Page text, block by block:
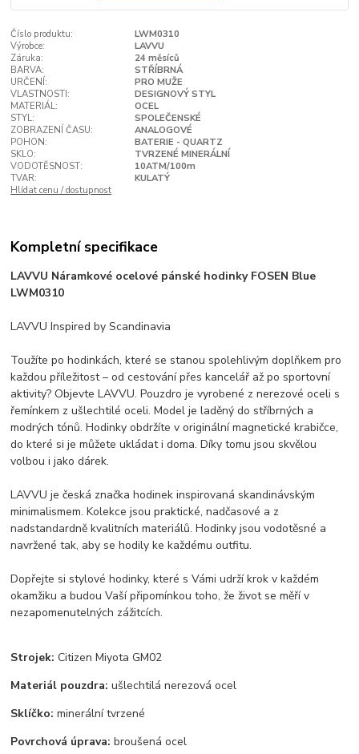
Číslo produktu:
LWM0310
Výrobce:
LAVVU
Záruka:
24 měsíců
BARVA:
STŘÍBRNÁ
URČENÍ:
PRO MUŽE
VLASTNOSTI:
DESIGNOVÝ STYL
MATERIÁL:
OCEL
STYL:
SPOLEČENSKÉ
ZOBRAZENÍ ČASU:
ANALOGOVÉ
POHON:
BATERIE - QUARTZ
SKLO:
TVRZENÉ MINERÁLNÍ
VODOTĚSNOST:
10ATM/100m
TVAR:
KULATÝ
Hlídat cenu / dostupnost
Kompletní specifikace
LAVVU Náramkové ocelové pánské hodinky FOSEN Blue
LWM0310
LAVVU Inspired by Scandinavia
Toužíte po hodinkách, které se stanou spolehlivým doplňkem pro
každou příležitost – od cestování přes kancelář až po sportovní
aktivity? Objevte LAVVU. Pouzdro je vyrobené z nerezové oceli s
řemínkem z ušlechtilé oceli. Model je laděný do stříbrných a
modrých tónů. Hodinky obdržíte v originální magnetické krabičce,
do které si je můžete ukládat i doma. Díky tomu jsou skvělou
volbou i jako dárek.
LAVVU je česká značka hodinek inspirovaná skandinávským
minimalismem. Kolekce jsou praktické, nadčasové a z
nadstandardně kvalitních materiálů. Hodinky jsou vodotěsné a
navržené tak, aby se hodily ke každému outfitu.
Dopřejte si stylové hodinky, které s Vámi udrží krok v každém
okamžiku a budou Vaší připomínkou toho, že život se měří v
nezapomenutelných zážitcích.
Strojek: Citizen Miyota GM02
Materiál pouzdra: ušlechtilá nerezová ocel
Sklíčko: minerální tvrzené
Povrchová úprava: broušená ocel